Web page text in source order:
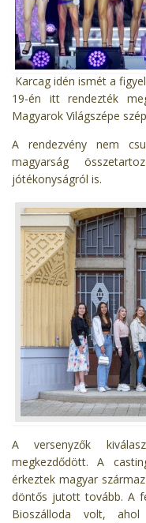
Karcag idén ismét a
19-én itt rendezték
Magyarok Világszépe
A rendezvény nem
magyarság
jótékonyságról is.
A versenyzők
megkezdődött. A
érkeztek magyar
döntős jutott tovább. A
Bioszálloda volt,